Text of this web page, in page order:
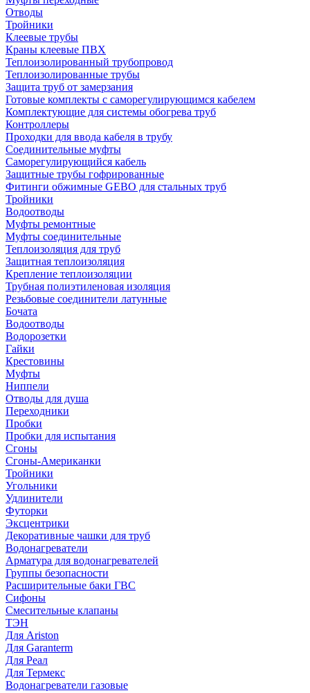
Отводы
Тройники
Клеевые трубы
Краны клеевые ПВХ
Теплоизолированный трубопровод
Теплоизолированные трубы
Защита труб от замерзания
Готовые комплекты с саморегулирующимся кабелем
Комплектующие для системы обогрева труб
Контроллеры
Проходки для ввода кабеля в трубу
Соединительные муфты
Саморегулирующийся кабель
Защитные трубы гофрированные
Фитинги обжимные GEBO для стальных труб
Тройники
Водоотводы
Муфты ремонтные
Муфты соединительные
Теплоизоляция для труб
Защитная теплоизоляция
Крепление теплоизоляции
Трубная полиэтиленовая изоляция
Резьбовые соединители латунные
Бочата
Водоотводы
Водорозетки
Гайки
Крестовины
Муфты
Ниппели
Отводы для душа
Переходники
Пробки
Пробки для испытания
Сгоны
Сгоны-Американки
Тройники
Угольники
Удлинители
Футорки
Эксцентрики
Декоративные чашки для труб
Водонагреватели
Арматура для водонагревателей
Группы безопасности
Расширительные баки ГВС
Сифоны
Смесительные клапаны
ТЭН
Для Ariston
Для Garanterm
Для Реал
Для Термекс
Водонагреватели газовые